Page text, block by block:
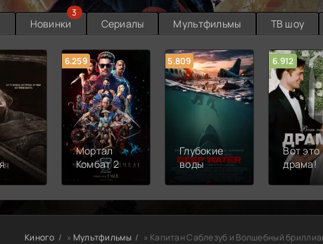
Новинки
3
Сериалы Мультфильмы ТВ шоу
6.259
Мортал
Комбат 2
5.809
Глубокие
воды
6.912
Вот это
драма!
Киного » Мультфильмы » Капитан Саблезуб и Волшебный